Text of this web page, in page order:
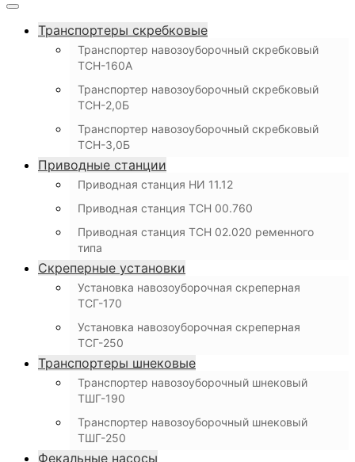
Транспортеры скребковые
Транспортер навозоуборочный скребковый
ТСН-160А
Транспортер навозоуборочный скребковый
ТСН-2,0Б
Транспортер навозоуборочный скребковый
ТСН-3,0Б
Приводные станции
Приводная станция НИ 11.12
Приводная станция ТСН 00.760
Приводная станция ТСН 02.020 ременного
типа
Скреперные установки
Установка навозоуборочная скреперная
ТСГ-170
Установка навозоуборочная скреперная
ТСГ-250
Транспортеры шнековые
Транспортер навозоуборочный шнековый
ТШГ-190
Транспортер навозоуборочный шнековый
ТШГ-250
Фекальные насосы